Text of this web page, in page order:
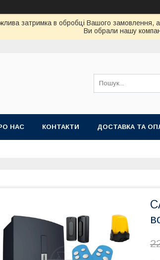
затримка в обробці Вашого
Ви обрали нашу
НАС КОНТАКТИ ДОСТАВКА ТА